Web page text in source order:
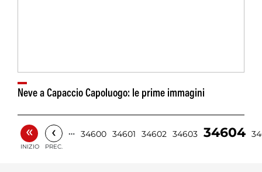
Neve a Capaccio Capoluogo: le prime immagini
«
INIZIO
‹
PREC.
… 34600 34601 34602 34603 34604